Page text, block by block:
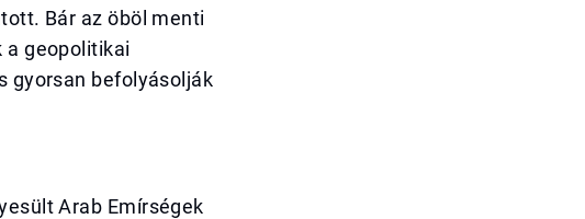
Bár az öböl menti
a geopolitikai
gyorsan befolyásolják
Arab Emírségek